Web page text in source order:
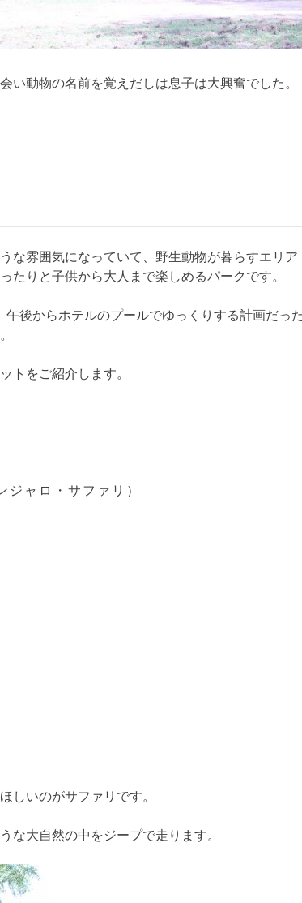
い動物の名前を覚えだしは息子は大興奮でした。
な雰囲気になっていて、野生動物が暮らすエリア
たりと子供から大人まで楽しめるパークです。
後からホテルのプールでゆっくりする計画だっ
トをご紹介します。
ジャロ・サファリ）
しいのがサファリです。
な大自然の中をジープで走ります。